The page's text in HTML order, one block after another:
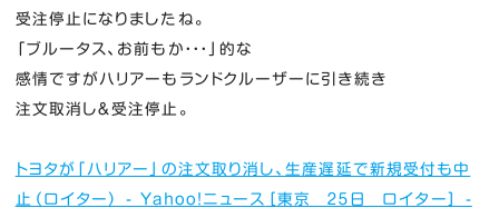
受注停止になりましたね。
「ブルータス、お前もか・・・」的な
感情ですがハリアーもランドクルーザーに引き続き
注文取消し＆受注停止。
トヨタが「ハリアー」の注文取り消し、生産遅延で新規受付も中
止（ロイター） - Yahoo!ニュース
［東京 ２５日 ロイター］ -